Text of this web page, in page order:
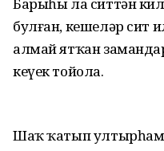
булған, кешеләр сит
алмай ятҡан
кеүек тойола.
Шаҡ ҡатып